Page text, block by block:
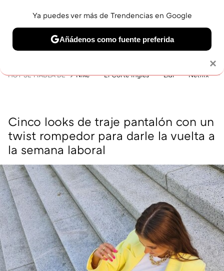
BELLEZA SHOPPING VIAJES GASTRO SNEAKERS
HOY SE HABLA DE Nike El Corte Inglés Lidl Netflix
Cinco looks de traje pantalón con un
twist rompedor para darle la vuelta a
la semana laboral
×
Ya puedes ver más de Trendencias en Google
Añádenos como fuente preferida